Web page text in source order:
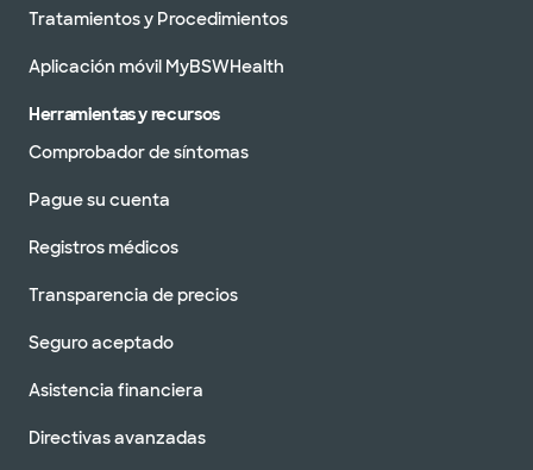
Tratamientos y Procedimientos
Aplicación móvil MyBSWHealth
Herramientas y recursos
Comprobador de síntomas
Pague su cuenta
Registros médicos
Transparencia de precios
Seguro aceptado
Asistencia financiera
Directivas avanzadas